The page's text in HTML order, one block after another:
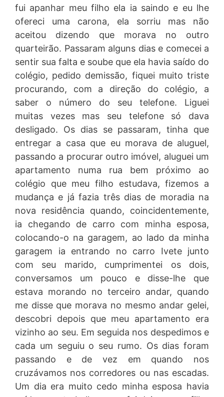
fui apanhar meu filho ela ia saindo e eu lhe
ofereci uma carona, ela sorriu mas não
aceitou dizendo que morava no outro
quarteirão. Passaram alguns dias e comecei a
sentir sua falta e soube que ela havia saído do
colégio, pedido demissão, fiquei muito triste
procurando, com a direção do colégio, a
saber o número do seu telefone. Liguei
muitas vezes mas seu telefone só dava
desligado. Os dias se passaram, tinha que
entregar a casa que eu morava de aluguel,
passando a procurar outro imóvel, aluguei um
apartamento numa rua bem próximo ao
colégio que meu filho estudava, fizemos a
mudança e já fazia três dias de moradia na
nova residência quando, coincidentemente,
ia chegando de carro com minha esposa,
colocando-o na garagem, ao lado da minha
garagem ia entrando no carro Ivete junto
com seu marido, cumprimentei os dois,
conversamos um pouco e disse-lhe que
estava morando no terceiro andar, quando
me disse que morava no mesmo andar gelei,
descobri depois que meu apartamento era
vizinho ao seu. Em seguida nos despedimos e
cada um seguiu o seu rumo. Os dias foram
passando e de vez em quando nos
cruzávamos nos corredores ou nas escadas.
Um dia era muito cedo minha esposa havia